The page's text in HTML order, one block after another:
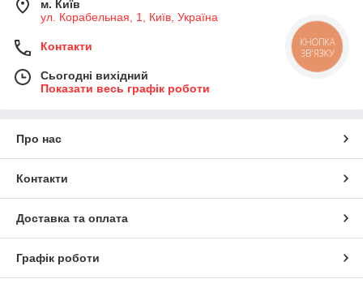
м. Київ
ул. Корабельная, 1, Київ, Україна
Контакти
Сьогодні вихідний
Показати весь графік роботи
Про нас
Контакти
Доставка та оплата
Графік роботи
КНОПКА
ЗВ'ЯЗКУ